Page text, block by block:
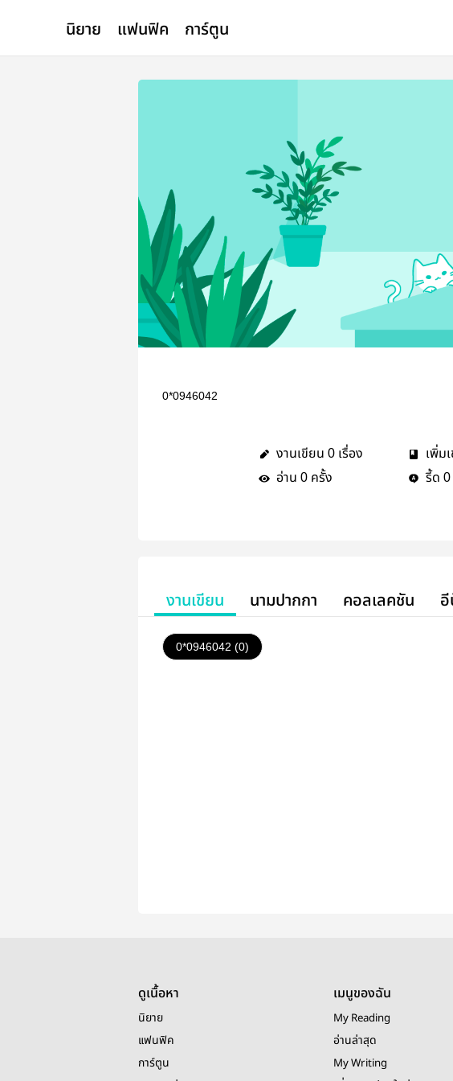
นิยาย แฟนฟิค การ์ตูน
0*0946042
งานเขียน 0 เรื่อง เพิ่ม
อ่าน 0 ครั้ง รี้ด 0
งานเขียน นามปากกา คอลเลคชัน
0*0946042 (0)
ดูเนื้อหา
นิยาย
แฟนฟิค
การ์ตูน
เมนูของฉัน
My Reading
อ่านล่าสุด
My Writing